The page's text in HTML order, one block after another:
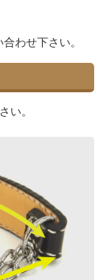
わせ下さい。
い。